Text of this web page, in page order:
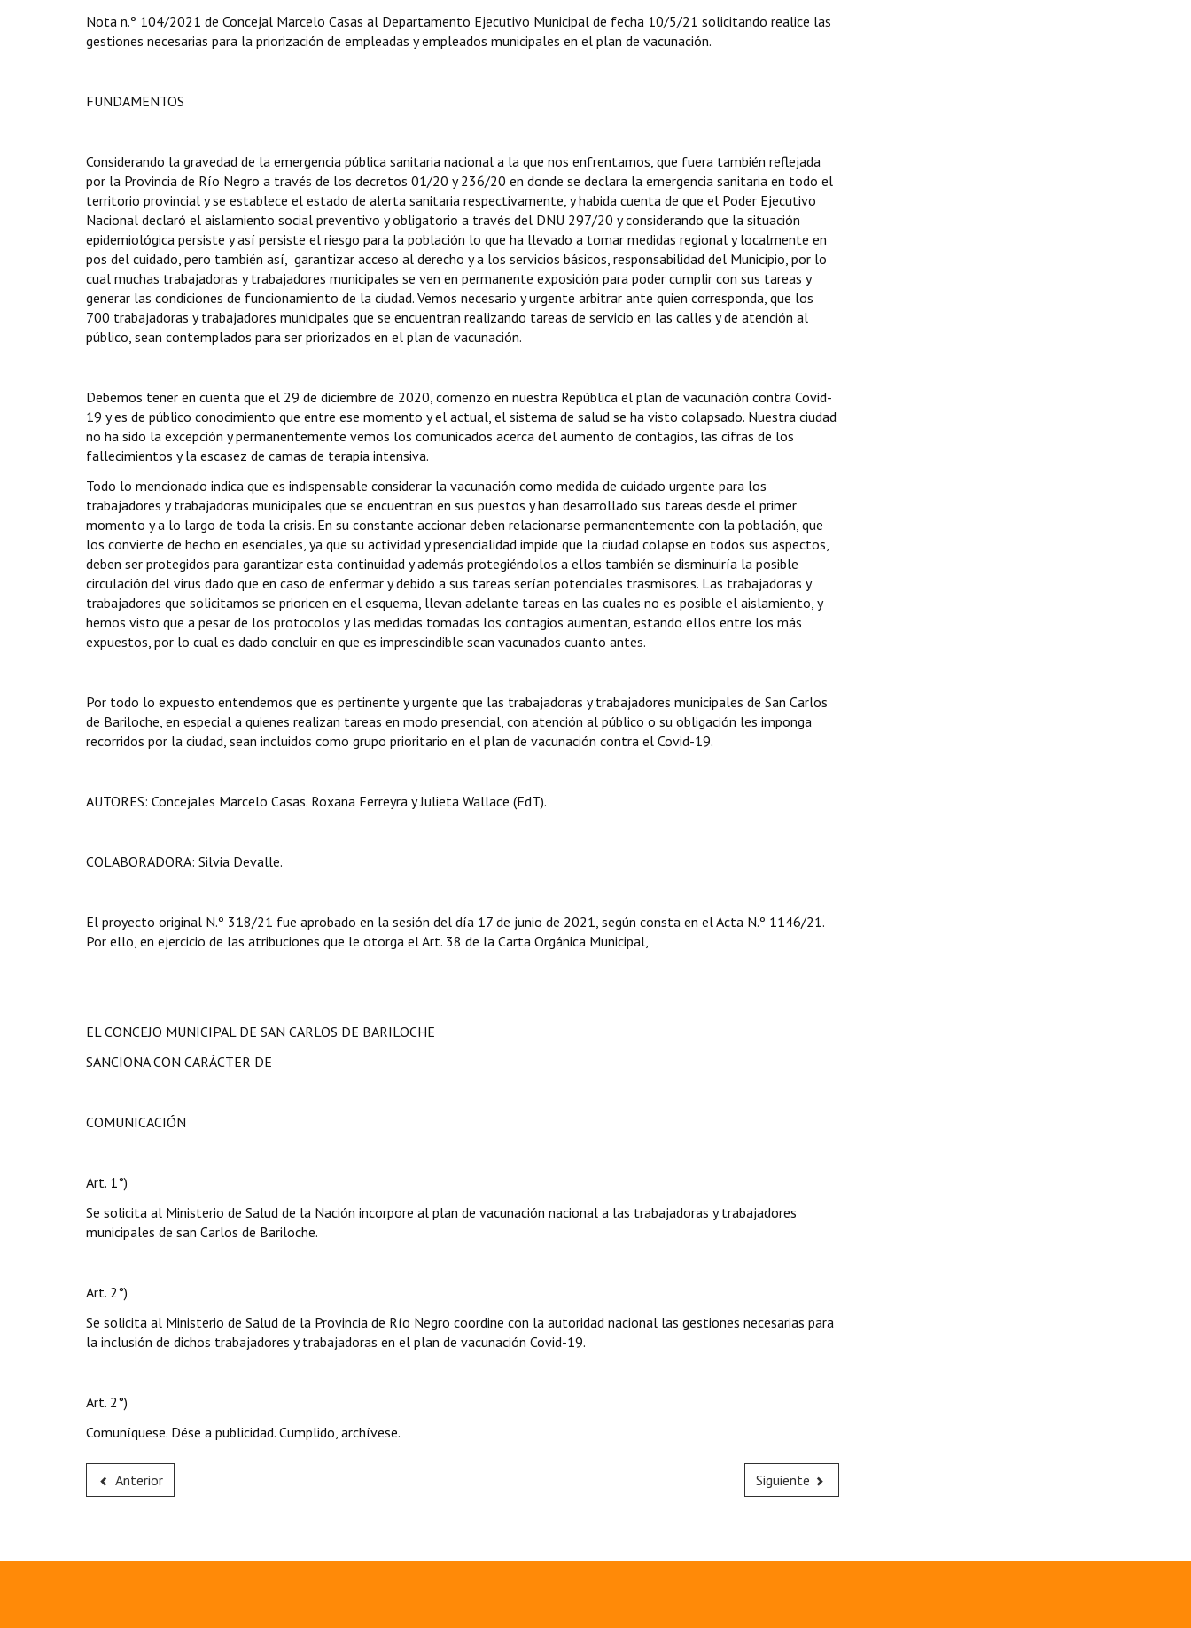
Nota n.º 104/2021 de Concejal Marcelo Casas al Departamento Ejecutivo Municipal de fecha 10/5/21 solicitando realice las
gestiones necesarias para la priorización de empleadas y empleados municipales en el plan de vacunación.
FUNDAMENTOS
Considerando la gravedad de la emergencia pública sanitaria nacional a la que nos enfrentamos, que fuera también reflejada
por la Provincia de Río Negro a través de los decretos 01/20 y 236/20 en donde se declara la emergencia sanitaria en todo el
territorio provincial y se establece el estado de alerta sanitaria respectivamente, y habida cuenta de que el Poder Ejecutivo
Nacional declaró el aislamiento social preventivo y obligatorio a través del DNU 297/20 y considerando que la situación
epidemiológica persiste y así persiste el riesgo para la población lo que ha llevado a tomar medidas regional y localmente en
pos del cuidado, pero también así, garantizar acceso al derecho y a los servicios básicos, responsabilidad del Municipio, por lo
cual muchas trabajadoras y trabajadores municipales se ven en permanente exposición para poder cumplir con sus tareas y
generar las condiciones de funcionamiento de la ciudad. Vemos necesario y urgente arbitrar ante quien corresponda, que los
700 trabajadoras y trabajadores municipales que se encuentran realizando tareas de servicio en las calles y de atención al
público, sean contemplados para ser priorizados en el plan de vacunación.
Debemos tener en cuenta que el 29 de diciembre de 2020, comenzó en nuestra República el plan de vacunación contra Covid-
19 y es de público conocimiento que entre ese momento y el actual, el sistema de salud se ha visto colapsado. Nuestra ciudad
no ha sido la excepción y permanentemente vemos los comunicados acerca del aumento de contagios, las cifras de los
fallecimientos y la escasez de camas de terapia intensiva.
Todo lo mencionado indica que es indispensable considerar la vacunación como medida de cuidado urgente para los
trabajadores y trabajadoras municipales que se encuentran en sus puestos y han desarrollado sus tareas desde el primer
momento y a lo largo de toda la crisis. En su constante accionar deben relacionarse permanentemente con la población, que
los convierte de hecho en esenciales, ya que su actividad y presencialidad impide que la ciudad colapse en todos sus aspectos,
deben ser protegidos para garantizar esta continuidad y además protegiéndolos a ellos también se disminuiría la posible
circulación del virus dado que en caso de enfermar y debido a sus tareas serían potenciales trasmisores. Las trabajadoras y
trabajadores que solicitamos se prioricen en el esquema, llevan adelante tareas en las cuales no es posible el aislamiento, y
hemos visto que a pesar de los protocolos y las medidas tomadas los contagios aumentan, estando ellos entre los más
expuestos, por lo cual es dado concluir en que es imprescindible sean vacunados cuanto antes.
Por todo lo expuesto entendemos que es pertinente y urgente que las trabajadoras y trabajadores municipales de San Carlos
de Bariloche, en especial a quienes realizan tareas en modo presencial, con atención al público o su obligación les imponga
recorridos por la ciudad, sean incluidos como grupo prioritario en el plan de vacunación contra el Covid-19.
AUTORES: Concejales Marcelo Casas. Roxana Ferreyra y Julieta Wallace (FdT).
COLABORADORA: Silvia Devalle.
El proyecto original N.º 318/21 fue aprobado en la sesión del día 17 de junio de 2021, según consta en el Acta N.º 1146/21.
Por ello, en ejercicio de las atribuciones que le otorga el Art. 38 de la Carta Orgánica Municipal,
EL CONCEJO MUNICIPAL DE SAN CARLOS DE BARILOCHE
SANCIONA CON CARÁCTER DE
COMUNICACIÓN
Art. 1°)
Se solicita al Ministerio de Salud de la Nación incorpore al plan de vacunación nacional a las trabajadoras y trabajadores
municipales de san Carlos de Bariloche.
Art. 2°)
Se solicita al Ministerio de Salud de la Provincia de Río Negro coordine con la autoridad nacional las gestiones necesarias para
la inclusión de dichos trabajadores y trabajadoras en el plan de vacunación Covid-19.
Art. 2°)
Comuníquese. Dése a publicidad. Cumplido, archívese.
Anterior Siguiente